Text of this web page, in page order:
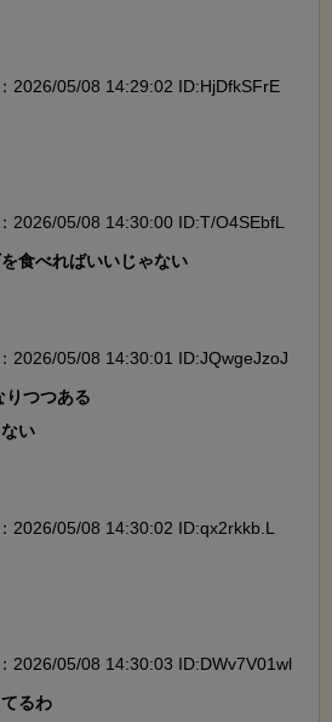
2026/05/08 14:29:02 ID:HjDfkSFrE
2026/05/08 14:30:00 ID:T/O4SEbfL
食べればいいじゃない
2026/05/08 14:30:01 ID:JQwgeJzoJ
りつつある
い
2026/05/08 14:30:02 ID:qx2rkkb.L
2026/05/08 14:30:03 ID:DWv7V01wl
るわ